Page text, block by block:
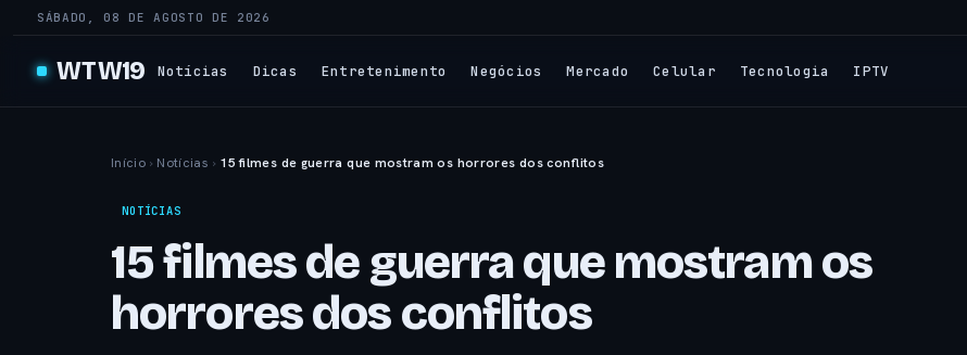
SÁBADO, 08 DE AGOSTO DE 2026
WTW19 Notícias Dicas Entretenimento Negócios Mercado Celular Tecnologia IPTV
Início › Notícias › 15 filmes de guerra que mostram os horrores dos conflitos
NOTÍCIAS
15 filmes de guerra que mostram os
horrores dos conflitos